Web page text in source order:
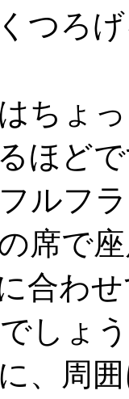
つろ
ちょ
ほど
ルフ
席で
合わ
しょ
、周